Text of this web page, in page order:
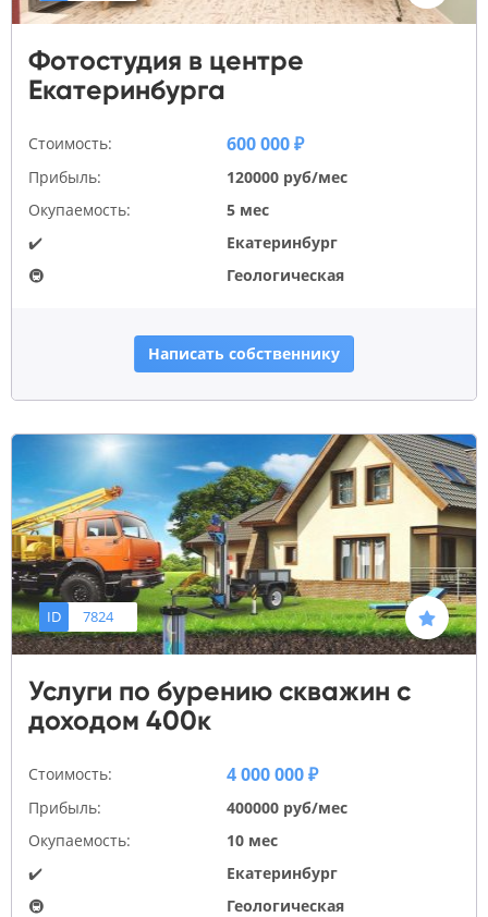
Фотостудия в центре
Екатеринбурга
Стоимость: 600 000 ₽
Прибыль:
120000 руб/мес
Окупаемость:
5 мес
✔️
Екатеринбург
🚇
Геологическая
Написать собственнику
ID 7824
Услуги по бурению скважин с
доходом 400к
Стоимость: 4 000 000 ₽
Прибыль:
400000 руб/мес
Окупаемость:
10 мес
✔️
Екатеринбург
🚇
Геологическая